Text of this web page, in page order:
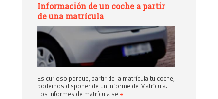
Información de un coche a partir
de una matrícula
Es curioso porque, partir de la matrícula tu coche,
podemos disponer de un Informe de Matrícula.
Los informes de matrícula se +